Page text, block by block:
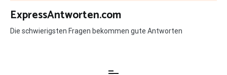
Zum
Inhalt
springen
ExpressAntworten.com
Die schwierigsten Fragen bekommen gute Antworten